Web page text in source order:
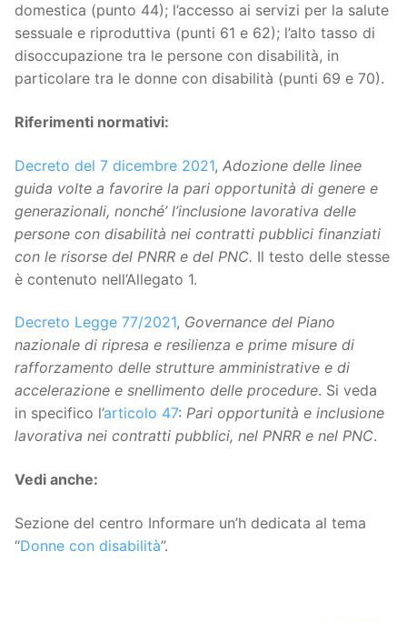
domestica (punto 44); l’accesso ai servizi per la salute
sessuale e riproduttiva (punti 61 e 62); l’alto tasso di
disoccupazione tra le persone con disabilità, in
particolare tra le donne con disabilità (punti 69 e 70).
Riferimenti normativi:
Decreto del 7 dicembre 2021, Adozione delle linee
guida volte a favorire la pari opportunità di genere e
generazionali, nonché’ l’inclusione lavorativa delle
persone con disabilità nei contratti pubblici finanziati
con le risorse del PNRR e del PNC. Il testo delle stesse
è contenuto nell’Allegato 1.
Decreto Legge 77/2021, Governance del Piano
nazionale di ripresa e resilienza e prime misure di
rafforzamento delle strutture amministrative e di
accelerazione e snellimento delle procedure. Si veda
in specifico l’articolo 47: Pari opportunità e inclusione
lavorativa nei contratti pubblici, nel PNRR e nel PNC.
Vedi anche:
Sezione del centro Informare un’h dedicata al tema
“Donne con disabilità”.